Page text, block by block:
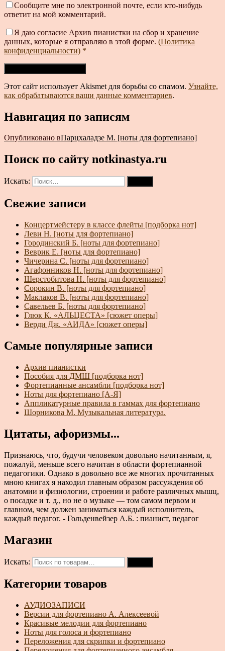
Сообщите мне по электронной почте, если кто-нибудь
ответит на мой комментарий.
Я даю согласие Архив пианистки на сбор и хранение
данных, которые я отправляю в этой форме. (Политика
конфиденциальности) *
Этот сайт использует Akismet для борьбы со спамом. Узнайте,
как обрабатываются ваши данные комментариев.
Навигация по записям
Опубликовано вПарцхаладзе М. [ноты для фортепиано]
Поиск по сайту notkinastya.ru
Искать:
Свежие записи
Концертмейстеру в классе флейты [подборка нот]
Леви Н. [ноты для фортепиано]
Городинский Б. [ноты для фортепиано]
Веврик Е. [ноты для фортепиано]
Чичерина С. [ноты для фортепиано]
Агафонников Н. [ноты для фортепиано]
Шерстобитова Н. [ноты для фортепиано]
Сорокин В. [ноты для фортепиано]
Маклаков В. [ноты для фортепиано]
Савельев Б. [ноты для фортепиано]
Глюк К. «АЛЬЦЕСТА» [сюжет оперы]
Верди Дж. «АИДА» [сюжет оперы]
Самые популярные записи
Архив пианистки
Пособия для ДМШ [подборка нот]
Фортепианные ансамбли [подборка нот]
Ноты для фортепиано [А-Я]
Аппликатурные правила в гаммах для фортепиано
Шорникова М. Музыкальная литература.
Цитаты, афоризмы...
Признаюсь, что, будучи человеком довольно начитанным, я,
пожалуй, меньше всего начитан в области фортепианной
педагогики. Однако в довольно все же многих прочитанных
мною книгах я находил главным образом рассуждения об
анатомии и физиологии, строении и работе различных мышц,
о посадке и т. д., но не о музыке — том самом первом и
главном, чем должен заниматься каждый исполнитель,
каждый педагог. - Гольденвейзер А.Б. : пианист, педагог
Магазин
Искать:
Категории товаров
АУДИОЗАПИСИ
Версии для фортепиано А. Алексеевой
Красивые мелодии для фортепиано
Ноты для голоса и фортепиано
Переложения для скрипки и фортепиано